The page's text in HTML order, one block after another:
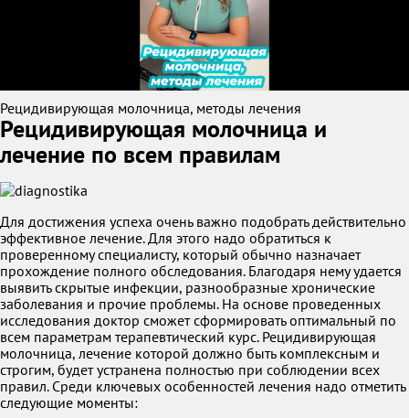
Рецидивирующая молочница, методы лечения
Рецидивирующая молочница и
лечение по всем правилам
Для достижения успеха очень важно подобрать действительно
эффективное лечение. Для этого надо обратиться к
проверенному специалисту, который обычно назначает
прохождение полного обследования. Благодаря нему удается
выявить скрытые инфекции, разнообразные хронические
заболевания и прочие проблемы. На основе проведенных
исследования доктор сможет сформировать оптимальный по
всем параметрам терапевтический курс. Рецидивирующая
молочница, лечение которой должно быть комплексным и
строгим, будет устранена полностью при соблюдении всех
правил. Среди ключевых особенностей лечения надо отметить
следующие моменты: